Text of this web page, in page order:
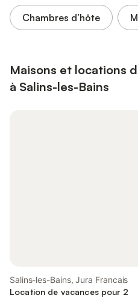
Chambres d’hôte
Maisons et locations
à Salins-les-Bains
Salins-les-Bains, Jura Francais
Location de vacances pour 2